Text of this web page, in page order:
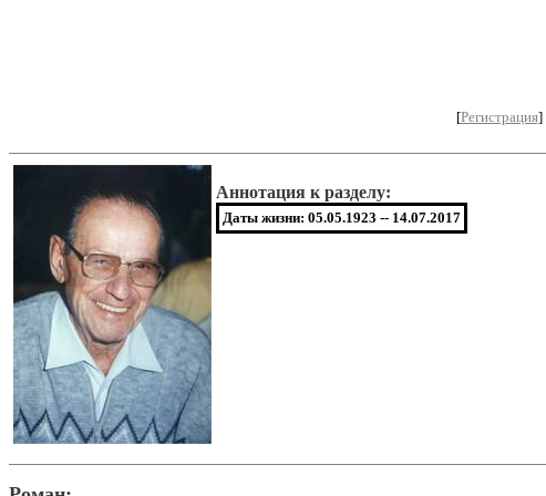
[Регистрация]
Аннотация к разделу:
Даты жизни: 05.05.1923 -- 14.07.2017